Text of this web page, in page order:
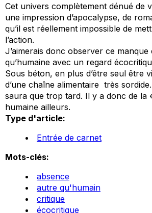
Cet univers complètement dénué de
une impression d’apocalypse, de
qu’il est réellement impossible de
l’action.
J’aimerais donc observer ce manque
qu’humaine avec un regard
Sous béton, en plus d’être seul être
d’une chaîne alimentaire très
saura que trop tard. Il y a donc de la
humaine ailleurs.
Type d'article:
Entrée de carnet
Mots-clés:
absence
autre qu'humain
critique
écocritique